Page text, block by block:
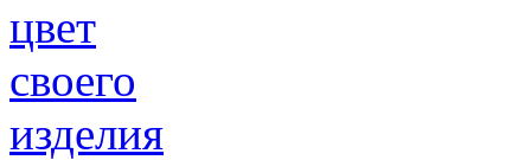
цвет
своего
изделия